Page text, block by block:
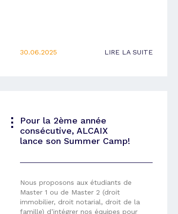
30.06.2025 LIRE LA SUITE
Pour la 2ème année
consécutive, ALCAIX
lance son Summer Camp!
Nous proposons aux étudiants de
Master 1 ou de Master 2 (droit
immobilier, droit notarial, droit de la
famille) d’intégrer nos équipes pour